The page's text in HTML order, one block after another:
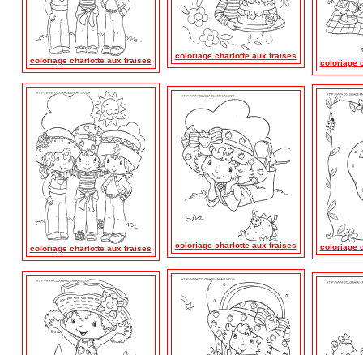
coloriage charlotte aux fraises
coloriage charlotte aux fraises
coloriage
coloriage charlotte aux fraises coloriage charlotte aux fraises coloriage